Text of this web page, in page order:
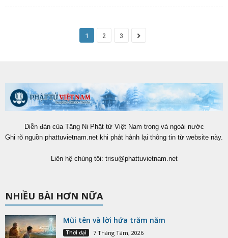
1 2 3
Diễn đàn của Tăng Ni Phật tử Việt Nam trong và ngoài nước
Ghi rõ nguồn phattuvietnam.net khi phát hành lại thông tin từ website này.
Liên hệ chúng tôi: trisu@phattuvietnam.net
NHIỀU BÀI HƠN NỮA
Mũi tên và lời hứa trăm năm
Thời đại 7 Tháng Tám, 2026